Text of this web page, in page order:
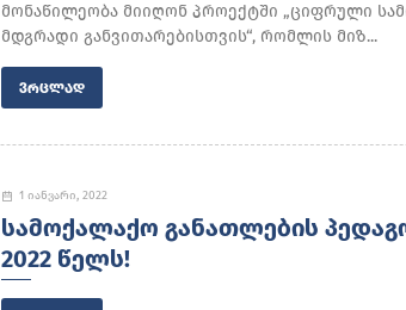
მონაწილეობა მიიღონ პროექტში „ციფრული
მდგრადი განვითარებისთვის“, რომლის მიზ...
ᲕᲠᲪᲚᲐᲓ
1 იანვარი, 2022
ᲡᲐᲛᲝᲥᲐᲚᲐᲥᲝ ᲒᲐᲜᲐᲗᲚᲔᲑᲘᲡ
2022 ᲬᲔᲚᲡ!